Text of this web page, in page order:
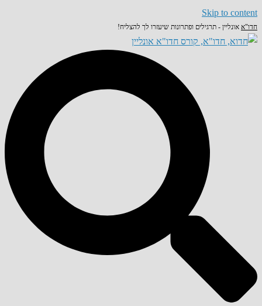
Skip to content
חדו"א אונליין - תרגילים ופתרונות שיעזרו לך להצליח!